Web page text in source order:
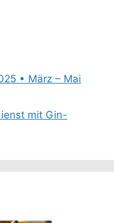
• März – Mai
mit Gin-